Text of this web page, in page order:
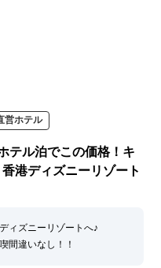
営ホテル
テル泊でこの価格！キ
港ディズニーリゾート
ィズニーリゾートへ♪
間違いなし！！